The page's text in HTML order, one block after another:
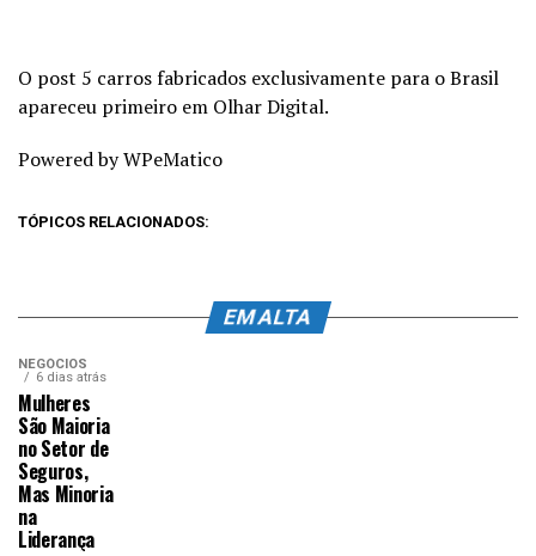
O post 5 carros fabricados exclusivamente para o Brasil
apareceu primeiro em Olhar Digital.
Powered by WPeMatico
TÓPICOS RELACIONADOS:
EM ALTA
NEGÓCIOS
6 dias atrás
Mulheres
São Maioria
no Setor de
Seguros,
Mas Minoria
na
Liderança